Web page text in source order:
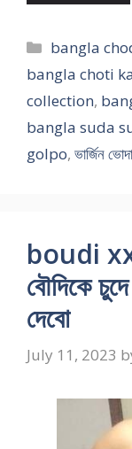
Categories
bangla
bangla choti
collection,
bangla suda
golpo, ভার্জিন
boudi
বৌদিকে
দেবো
July 11, 2023